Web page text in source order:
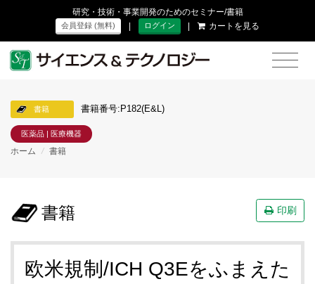
研究・技術・事業開発のためのセミナー/書籍
会員登録 (無料) | ログイン | カートを見る
書籍 書籍番号:P182(E&L)
医薬品 | 医療機器
ホーム / 書籍
書籍 印刷
欧米規制/ICH Q3Eをふまえた